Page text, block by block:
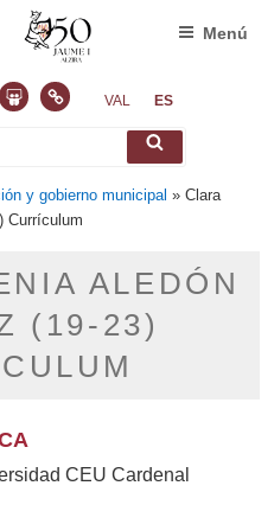
Slideshare
NormasVAL ES
Buscar
Menú
y gobierno municipal »Clara
Currículum
ALEDÓN
(19-23)
CEU Cardenal